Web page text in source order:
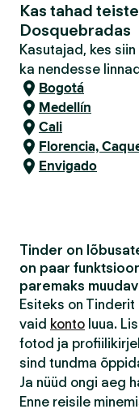
Kas tahad
Dosquebradas
Kasutajad, kes
ka nendesse
Bogotá
Medellín
Cali
Florencia,
Envigado
Tinder on
on paar
paremaks
Esiteks on
vaid konto luua.
fotod ja
sind tundma
Ja nüüd ongi aeg
Enne reisile